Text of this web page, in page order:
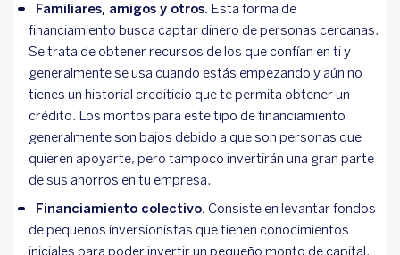
Familiares, amigos y otros. Esta forma de
financiamiento busca captar dinero de personas cercanas.
Se trata de obtener recursos de los que confían en ti y
generalmente se usa cuando estás empezando y aún no
tienes un historial crediticio que te permita obtener un
crédito. Los montos para este tipo de financiamiento
generalmente son bajos debido a que son personas que
quieren apoyarte, pero tampoco invertirán una gran parte
de sus ahorros en tu empresa.
Financiamiento colectivo. Consiste en levantar fondos
de pequeños inversionistas que tienen conocimientos
iniciales para poder invertir un pequeño monto de capital.